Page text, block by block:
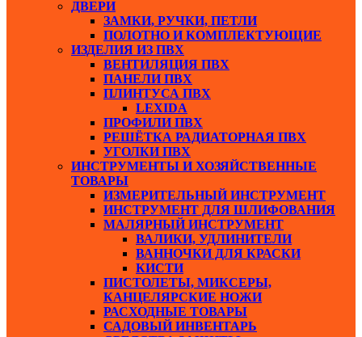
ДВЕРИ
ЗАМКИ, РУЧКИ, ПЕТЛИ
ПОЛОТНО И КОМПЛЕКТУЮЩИЕ
ИЗДЕЛИЯ ИЗ ПВХ
ВЕНТИЛЯЦИЯ ПВХ
ПАНЕЛИ ПВХ
ПЛИНТУСА ПВХ
LEXIDA
ПРОФИЛИ ПВХ
РЕШЁТКА РАДИАТОРНАЯ ПВХ
УГОЛКИ ПВХ
ИНСТРУМЕНТЫ И ХОЗЯЙСТВЕННЫЕ
ТОВАРЫ
ИЗМЕРИТЕЛЬНЫЙ ИНСТРУМЕНТ
ИНСТРУМЕНТ ДЛЯ ШЛИФОВАНИЯ
МАЛЯРНЫЙ ИНСТРУМЕНТ
ВАЛИКИ, УДЛИНИТЕЛИ
ВАННОЧКИ ДЛЯ КРАСКИ
КИСТИ
ПИСТОЛЕТЫ, МИКСЕРЫ,
КАНЦЕЛЯРСКИЕ НОЖИ
РАСХОДНЫЕ ТОВАРЫ
САДОВЫЙ ИНВЕНТАРЬ